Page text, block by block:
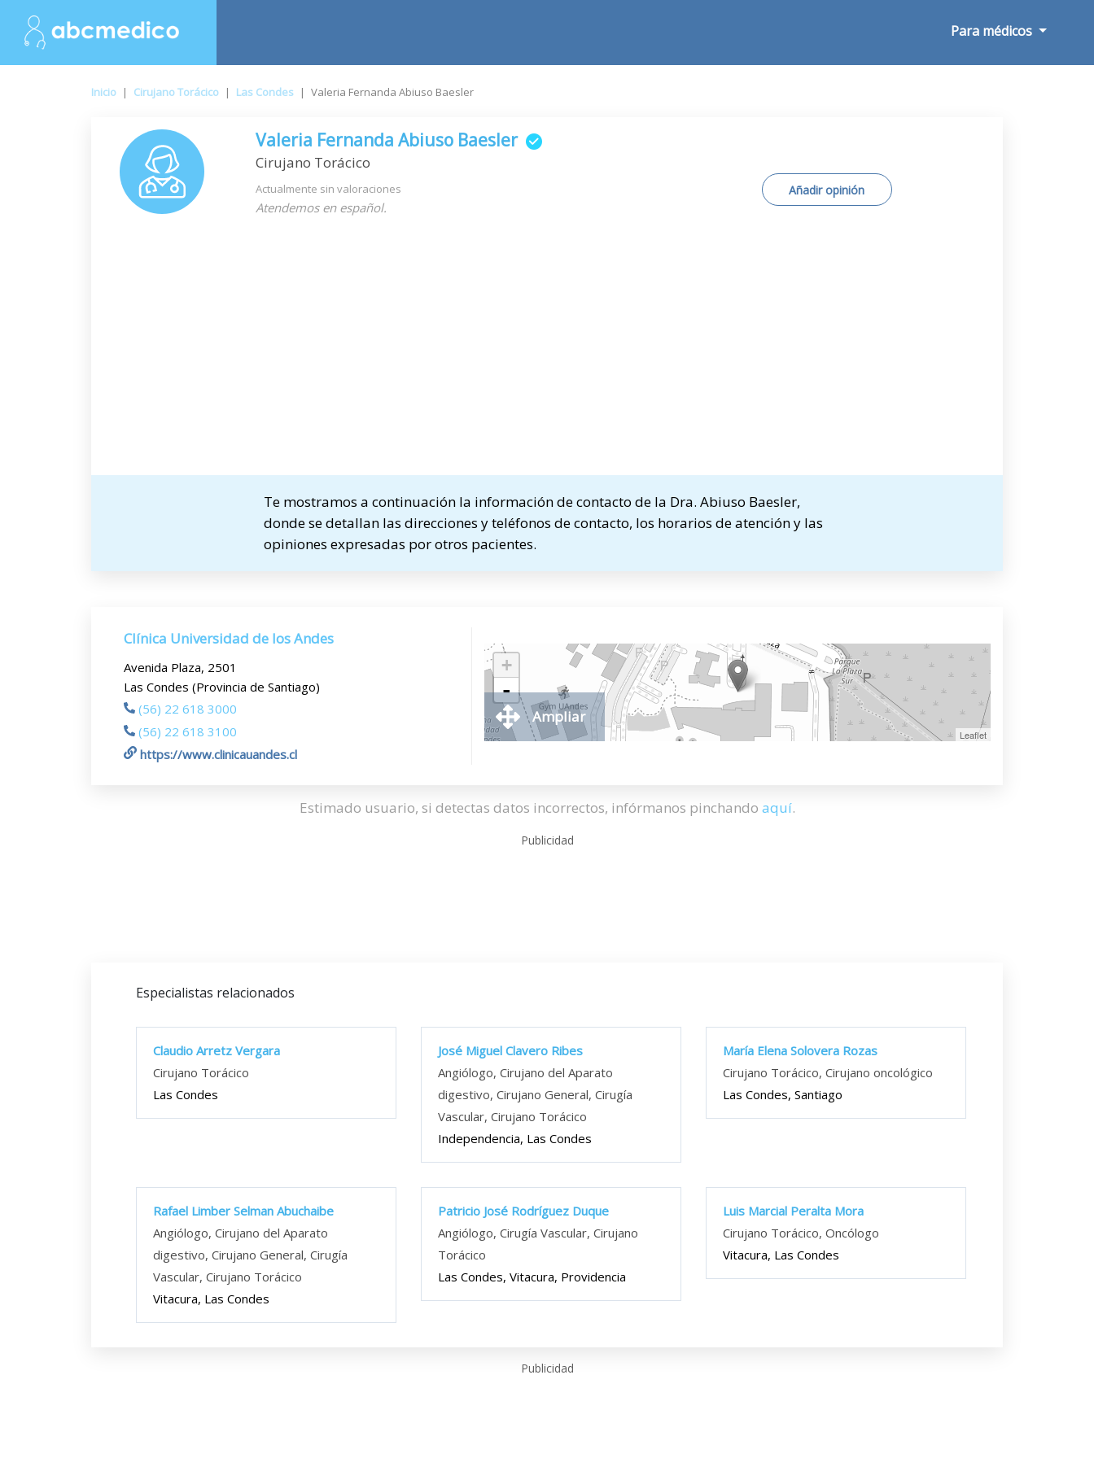
Para médicos
Inicio | Cirujano Torácico | Las Condes | Valeria Fernanda Abiuso Baesler
Valeria Fernanda Abiuso Baesler
Cirujano Torácico
Actualmente sin valoraciones
Atendemos en español.
Añadir opinión
Te mostramos a continuación la información de contacto de la Dra. Abiuso Baesler,
donde se detallan las direcciones y teléfonos de contacto, los horarios de atención y las
opiniones expresadas por otros pacientes.
Clínica Universidad de los Andes
Avenida Plaza, 2501
Las Condes (Provincia de Santiago)
(56) 22 618 3000
(56) 22 618 3100
https://www.clinicauandes.cl
+
-
Leaflet
Ampliar
Estimado usuario, si detectas datos incorrectos, infórmanos pinchando aquí.
Publicidad
Especialistas relacionados
Claudio Arretz Vergara
Cirujano Torácico
Las Condes
José Miguel Clavero Ribes
Angiólogo, Cirujano del Aparato
digestivo, Cirujano General, Cirugía
Vascular, Cirujano Torácico
Independencia, Las Condes
María Elena Solovera Rozas
Cirujano Torácico, Cirujano oncológico
Las Condes, Santiago
Rafael Limber Selman Abuchaibe
Angiólogo, Cirujano del Aparato
digestivo, Cirujano General, Cirugía
Vascular, Cirujano Torácico
Vitacura, Las Condes
Patricio José Rodríguez Duque
Angiólogo, Cirugía Vascular, Cirujano
Torácico
Las Condes, Vitacura, Providencia
Luis Marcial Peralta Mora
Cirujano Torácico, Oncólogo
Vitacura, Las Condes
Publicidad